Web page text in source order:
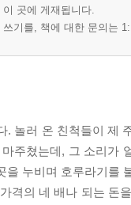
곳에 게재됩니다.
기를, 책에 대한 문의는
. 놀러 온 친척들이 제
마주쳤는데, 그 소리가
을 누비며 호루라기를
격의 네 배나 되는 돈